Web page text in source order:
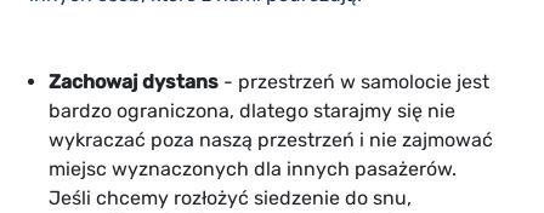
Zachowaj dystans - przestrzeń w samolocie jest
bardzo ograniczona, dlatego starajmy się nie
wykraczać poza naszą przestrzeń i nie zajmować
miejsc wyznaczonych dla innych pasażerów.
Jeśli chcemy rozłożyć siedzenie do snu,